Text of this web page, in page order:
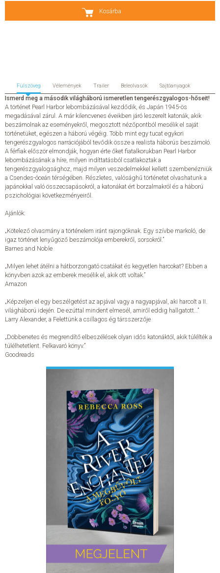
Kosárba
Fülszöveg Vélemények Trailer Beleolvasók Sajtóanyagok
Ismerd meg a második világháború ismeretlen tengerészgyalogos-hőseit!
A történet Pearl Harbor lebombázásával kezdődik, és Japán 1945-ös
megadásával zárul. A már kilencvenes éveikben járó leszerelt katonák, akik
beszámolnak az eseményekről, megosztott nézőpontból mesélik el saját
történetüket, egészen a háború végéig. Több mint egy tucat egykori
tengerészgyalogos narrációjából tevődik össze a realista háborús beszámoló.
A férfiak először elmondják, hogyan érte őket fiatalkorukban Pearl Harbor
lebombázásának a híre, milyen indíttatásból csatlakoztak a
tengerészgyalogsághoz, majd milyen veszedelmekkel kellett szembenézniük
a Csendes-óceán térségében. Részletes, valósághű történetet olvashatunk a
japánokkal való összecsapásokról, a katonákat ért borzalmakról és a háború
pszichológiai következményeiről.
Ajánlók:
„Kötelező olvasmány a történelem iránt rajongóknak. Egy szívbe markoló, de
igaz történet lenyűgöző beszámolója emberekről, sorsokról.”
Barnes and Noble
„Milyen lehet átélni a hátborzongató csatákat és kegyetlen harcokat? Ebben a
könyvben azok az emberek mesélik el, akik ott voltak.”
Amazon
„Képzeljen el egy beszélgetést az apjával vagy a nagyapjával, aki harcolt a II.
világháború idején. De ezúttal mindent elmesél, amiről eddig hallgatott…”
Larry Alexander, a Felettünk a csillagos ég társszerzője
„Döbbenetes és megrendítő elbeszélések olyan idős katonáktól, akik túlélték a
túlélhetetlent. Felkavaró könyv.”
Goodreads
HÍREK
KAPCSOLAT
ELŐRENDELHETŐ KIADVÁNYOK
ÚJDONSÁGOK
ELŐRENDELÉSI TOPLISTA
KÍVÁNSÁG TOPLISTA
ELADÁSI SIKERLISTA
ÁLTALÁNOS SZERZŐDÉSI FELTÉTELEK